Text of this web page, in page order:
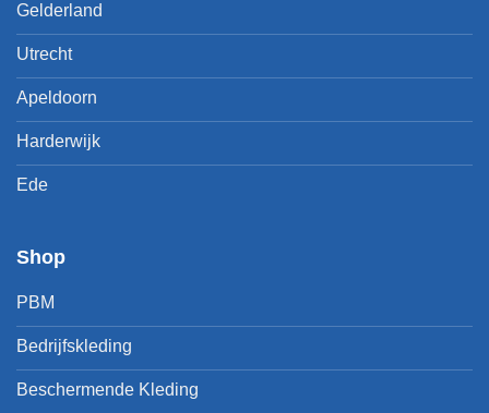
Gelderland
Utrecht
Apeldoorn
Harderwijk
Ede
Shop
PBM
Bedrijfskleding
Beschermende Kleding